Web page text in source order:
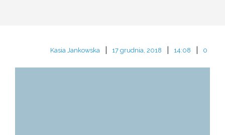
Kasia Jankowska 17 grudnia, 2018 14:08 0